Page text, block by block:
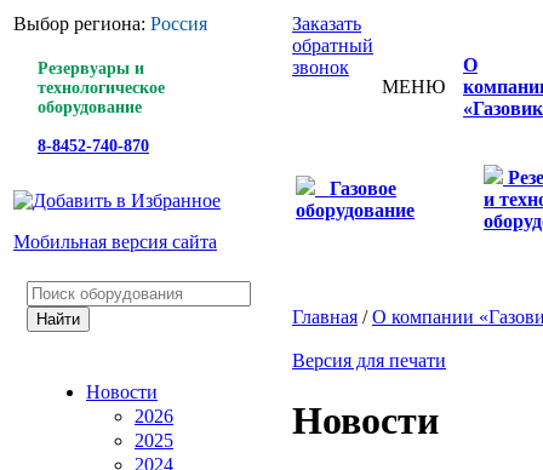
Выбор региона: Россия
Резервуары и
технологическое
оборудование
8-8452-740-870
Мобильная версия сайта
Заказать
обратный
звонок
МЕНЮ
О
Газовое
оборудование
и
Новости
2026
2025
2024
Главная /О компании
Версия для печати
Новости